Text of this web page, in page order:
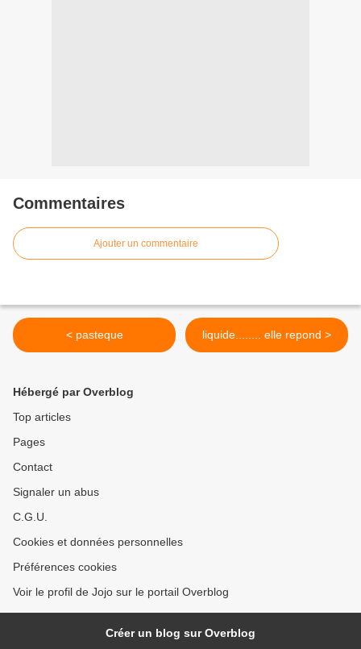
Commentaires
Ajouter un commentaire
< pasteque liquide........ elle repond >
Hébergé par Overblog
Top articles
Pages
Contact
Signaler un abus
C.G.U.
Cookies et données personnelles
Préférences cookies
Voir le profil de Jojo sur le portail Overblog
Créer un blog sur Overblog